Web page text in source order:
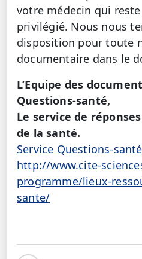
votre médecin qui
privilégié. Nous nous
disposition pour toute
documentaire dans le
L’Equipe des
Questions-santé,
Le service de
de la santé.
Service Questions-santé
http://www.cite-
programme/lieux-
sante/